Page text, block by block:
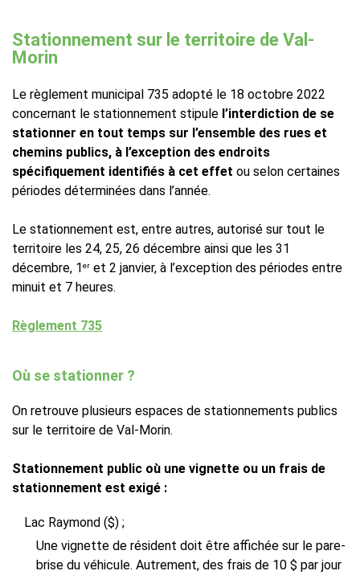
Stationnement sur le territoire de Val-
Morin
Le règlement municipal 735 adopté le 18 octobre 2022
concernant le stationnement stipule l’interdiction de se
stationner en tout temps sur l’ensemble des rues et
chemins publics, à l’exception des endroits
spécifiquement identifiés à cet effet ou selon certaines
périodes déterminées dans l’année.
Le stationnement est, entre autres, autorisé sur tout le
territoire les 24, 25, 26 décembre ainsi que les 31
décembre, 1er et 2 janvier, à l’exception des périodes entre
minuit et 7 heures.
Règlement 735
Où se stationner ?
On retrouve plusieurs espaces de stationnements publics
sur le territoire de Val-Morin.
Stationnement public où une vignette ou un frais de
stationnement est exigé :
Lac Raymond ($) ;
Une vignette de résident doit être affichée sur le pare-
brise du véhicule. Autrement, des frais de 10 $ par jour